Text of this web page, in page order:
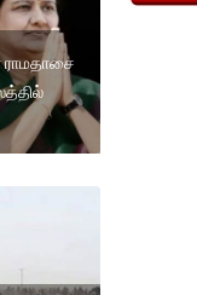
ராமதாசை